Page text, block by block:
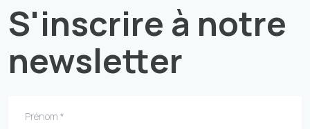
S'inscrire à notre
newsletter